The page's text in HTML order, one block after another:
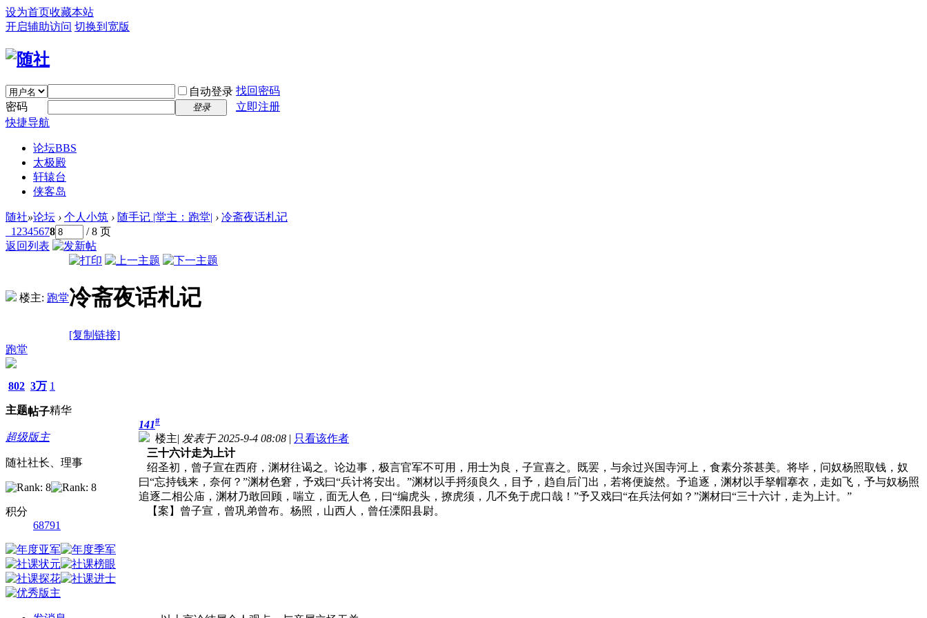
设为首页收藏本站
开启辅助访问 切换到宽版
自动登录 找回密码
密码
登录
立即注册
快捷导航
论坛BBS
太极殿
轩辕台
侠客岛
随社»论坛 › 个人小筑 › 随手记 |堂主：跑堂| › 冷斋夜话札记
1 2345678
/ 8 页
返回列表
楼主: 跑堂冷斋夜话札记
[复制链接]
跑堂
802
主题
3万
帖子
1
精华
超级版主
随社社长、理事
积分
68791
141#
楼主| 发表于 2025-9-4 08:08 | 只看该作者
三十六计走为上计
绍圣初，曾子宣在西府，渊材往谒之。论边事，极言官军不可用，用士为良，子宣喜之。既罢，与余过兴国寺河上，食素分茶甚美。将毕，问奴杨照取钱，奴
曰“忘持钱来，奈何？”渊材色窘，予戏曰“兵计将安出。”渊材以手捋须良久，目予，趋自后门出，若将便旋然。予追逐，渊材以手拏帽搴衣，走如飞，予与奴杨照
追逐二相公庙，渊材乃敢回顾，喘立，面无人色，曰“编虎头，撩虎须，几不免于虎口哉！”予又戏曰“在兵法何如？”渊材曰“三十六计，走为上计。”
【案】曾子宣，曾巩弟曾布。杨照，山西人，曾任溧阳县尉。